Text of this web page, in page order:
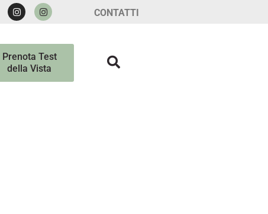
CONTATTI
Prenota Test
della Vista